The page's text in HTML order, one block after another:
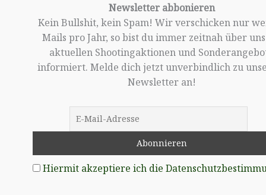
Newsletter abbonieren
Kein Bullshit, kein Spam! Wir verschicken nur
Mails pro Jahr, so bist du immer zeitnah über
aktuellen Shootingaktionen und
informiert. Melde dich jetzt unverbindlich zu
Newsletter an!
Hiermit akzeptiere ich die